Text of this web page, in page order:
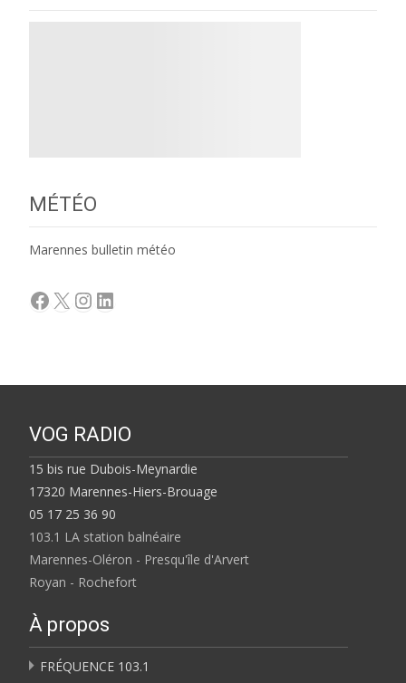
MÉTÉO
Marennes bulletin météo
Facebook
X Instagram
LinkedIn
VOG RADIO
15 bis rue Dubois-Meynardie
17320 Marennes-Hiers-Brouage
05 17 25 36 90
103.1 LA station balnéaire
Marennes-Oléron - Presqu'île d'Arvert
Royan - Rochefort
À propos
FRÉQUENCE 103.1